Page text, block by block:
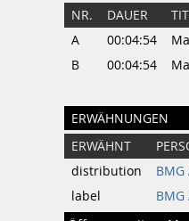
NR. DAUER
A
00:04:54
B
00:04:54
ERWÄHNUNGEN
ERWÄHNT
distribution
label